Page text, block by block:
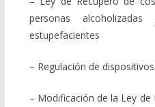
personas
estupefacientes
– Regulación de
– Modificación de la Ley de